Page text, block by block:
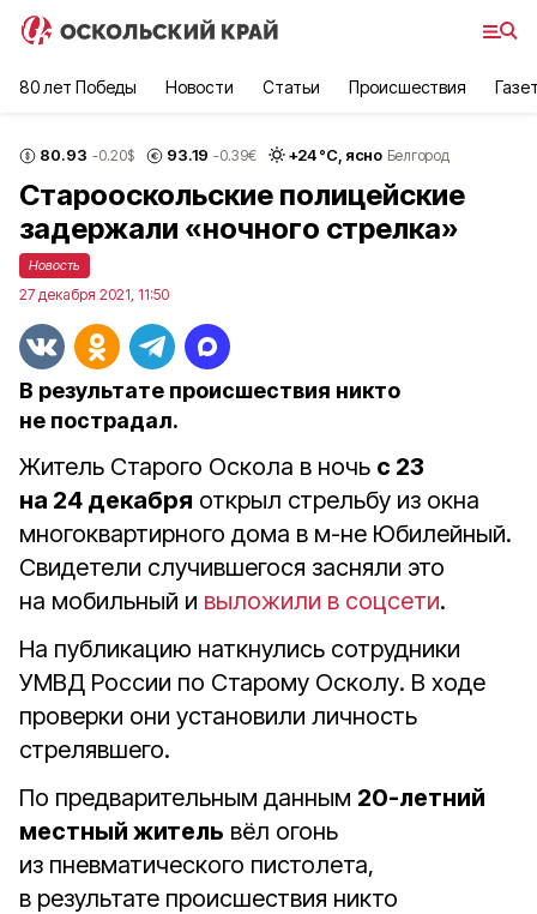
80 лет Победы Новости Статьи Происшествия
80.93 -0.20$ 93.19 -0.39€ +24°С, ясно Белгород
Старооскольские полицейские
задержали «ночного стрелка»
Новость
27 декабря 2021, 11:50
В результате происшествия никто
не пострадал.
Житель Старого Оскола в ночь с 23
на 24 декабря открыл стрельбу из окна
многоквартирного дома в м-не Юбилейный.
Свидетели случившегося засняли это
на мобильный и выложили в соцсети.
На публикацию наткнулись сотрудники
УМВД России по Старому Осколу. В ходе
проверки они установили личность
стрелявшего.
По предварительным данным 20-летний
местный житель вёл огонь
из пневматического пистолета,
в результате происшествия никто